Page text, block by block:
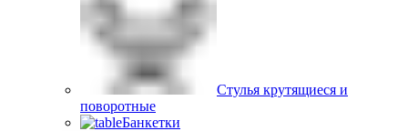
Стулья крутящиеся и
поворотные
Банкетки